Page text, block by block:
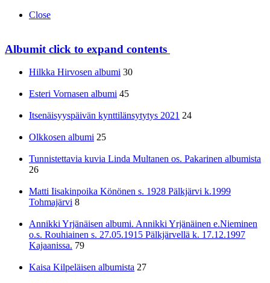
Close
Albumit click to expand contents
Hilkka Hirvosen albumi 30
Esteri Vornasen albumi 45
Itsenäisyyspäivän kynttilänsytytys 2021 24
Olkkosen albumi 25
Tunnistettavia kuvia Linda Multanen os. Pakarinen albumista
26
Matti Iisakinpoika Könönen s. 1928 Pälkjärvi k.1999
Tohmajärvi 8
Annikki Yrjänäisen albumi. Annikki Yrjänäinen e.Nieminen
o.s. Rouhiainen s. 27.05.1915 Pälkjärvellä k. 17.12.1997
Kajaanissa. 79
Kaisa Kilpeläisen albumista 27